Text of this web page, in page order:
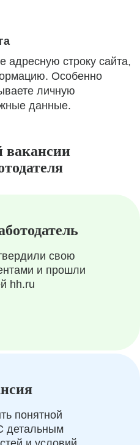
адресную строку сайта,
Особенно
личную
данные.
вакансии
свою
и прошли
hh.ru
понятной
детальным